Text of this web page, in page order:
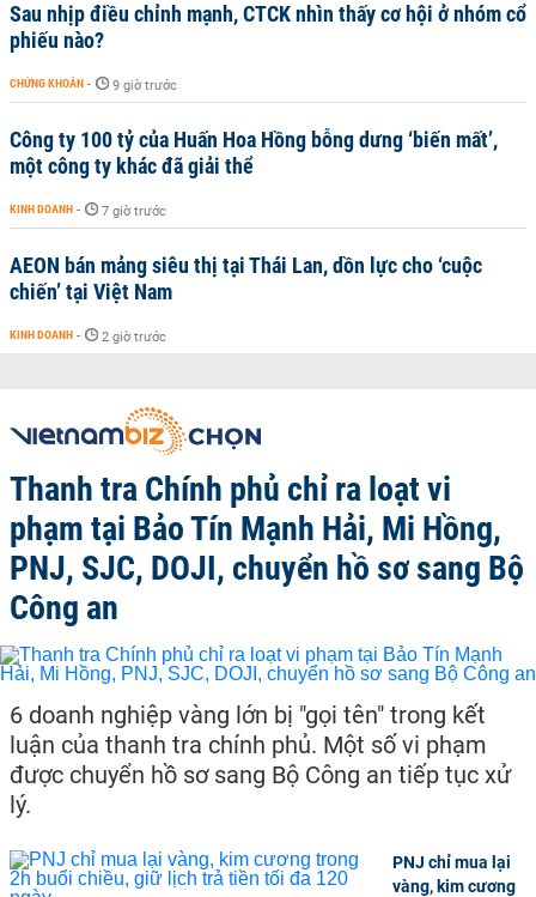
Sau nhịp điều chỉnh mạnh, CTCK nhìn thấy cơ hội ở nhóm cổ
phiếu nào?
CHỨNG KHOÁN - 9 giờ trước
Công ty 100 tỷ của Huấn Hoa Hồng bỗng dưng ‘biến mất’,
một công ty khác đã giải thể
KINH DOANH - 7 giờ trước
AEON bán mảng siêu thị tại Thái Lan, dồn lực cho ‘cuộc
chiến’ tại Việt Nam
KINH DOANH - 2 giờ trước
Thanh tra Chính phủ chỉ ra loạt vi
phạm tại Bảo Tín Mạnh Hải, Mi Hồng,
PNJ, SJC, DOJI, chuyển hồ sơ sang Bộ
Công an
6 doanh nghiệp vàng lớn bị "gọi tên" trong kết
luận của thanh tra chính phủ. Một số vi phạm
được chuyển hồ sơ sang Bộ Công an tiếp tục xử
lý.
PNJ chỉ mua lại
vàng, kim cương